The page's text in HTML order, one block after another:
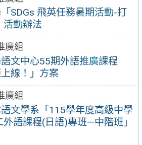
SDGs 飛英任務暑期活動-打
活動辦法
廣組
文中心55期外語推廣課程
上線！」方案
廣組
文學系「115學年度高級中學
語課程(日語)專班—中階班」